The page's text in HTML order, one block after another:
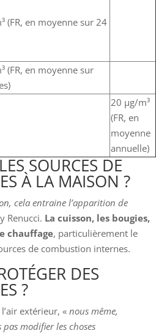
(FR, en moyenne sur 24
(FR, en moyenne sur
20 µg/m³
(FR, en
moyenne
annuelle)
SOURCES DE
À LA MAISON ?
cela entraine l’apparition de
Renucci. La cuisson, les bougies,
chauffage, particulièrement le
de combustion internes.
DES
?
extérieur, « nous même,
modifier les choses